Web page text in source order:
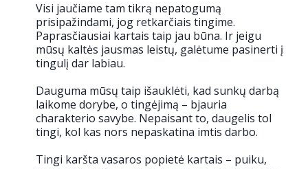
Visi jaučiame tam tikrą nepatogumą
prisipažindami, jog retkarčiais tingime.
Paprasčiausiai kartais taip jau būna. Ir jeigu
mūsų kaltės jausmas leistų, galėtume pasinerti į
tingulį dar labiau.
Dauguma mūsų taip išauklėti, kad sunkų darbą
laikome dorybe, o tingėjimą – bjauria
charakterio savybe. Nepaisant to, daugelis tol
tingi, kol kas nors nepaskatina imtis darbo.
Tingi karšta vasaros popietė kartais – puiku,